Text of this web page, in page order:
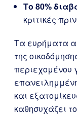
Το 80%
κριτικές
Τα ευρήματα
της
περιεχομένου
και
καθησυχάζει